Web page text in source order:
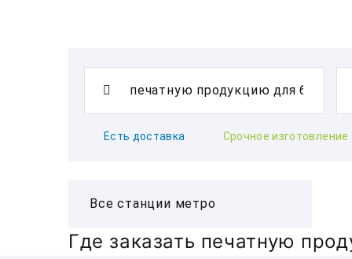
Есть доставка Срочное изготовление
Где заказать печатную